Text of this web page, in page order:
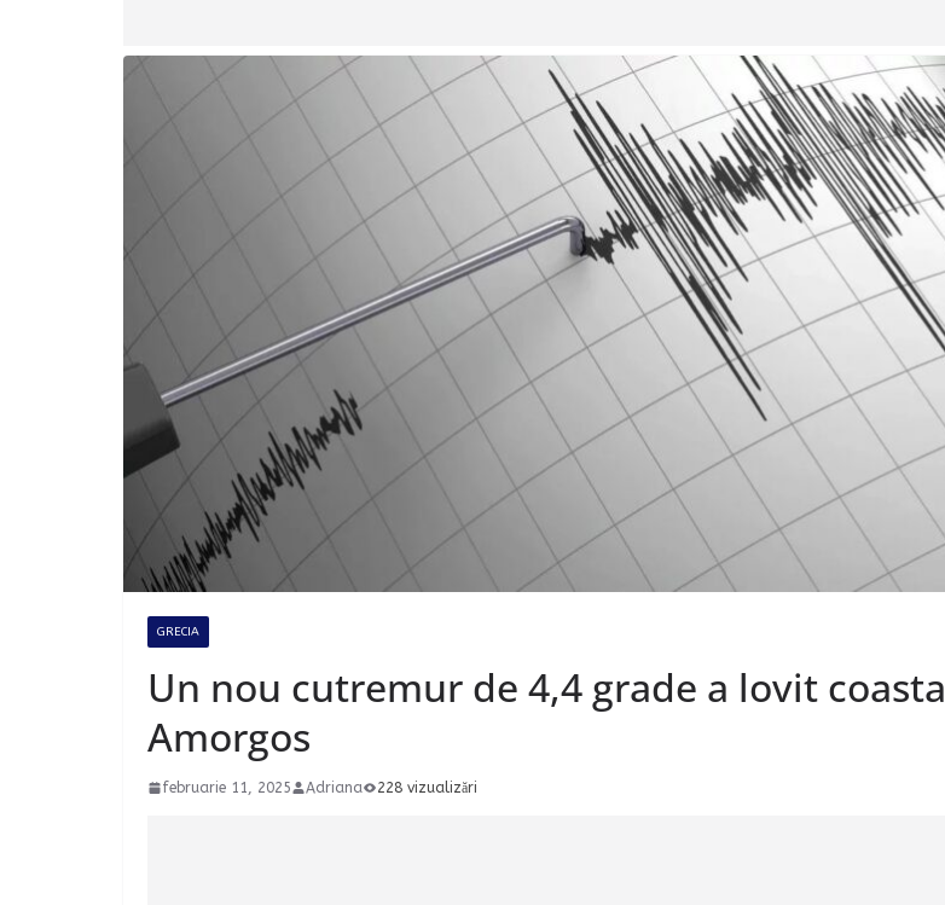
GRECIA
Un nou cutremur de 4,4 grade a lovit coasta
Amorgos
februarie 11, 2025 Adriana 228 vizualizări